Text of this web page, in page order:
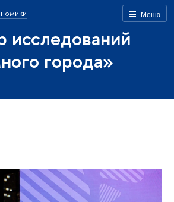
Меню
исследований
города»